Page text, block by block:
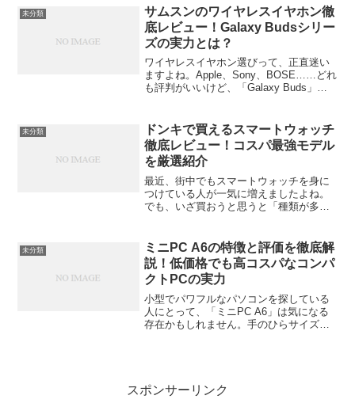
なモデルを展開しています。この記事で
は、2025年の最新...
未分類
サムスンのワイヤレスイヤホン徹
底レビュー！Galaxy Budsシリー
ズの実力とは？
ワイヤレスイヤホン選びって、正直迷い
ますよね。Apple、Sony、BOSE……どれ
も評判がいいけど、「Galaxy Buds」シ
や特徴をもとに、徹底的にレビューして
い...
未分類
ドンキで買えるスマートウォッチ
徹底レビュー！コスパ最強モデル
を厳選紹介
最近、街中でもスマートウォッチを身に
つけている人が一気に増えましたよね。
でも、いざ買おうと思うと「種類が多す
も多いはず。そんなとき頼りになるの
が、あのディスカウントスト...
未分類
ミニPC A6の特徴と評価を徹底解
説！低価格でも高コスパなコンパ
クトPCの実力
小型でパワフルなパソコンを探している
人にとって、「ミニPC A6」は気になる
存在かもしれません。手のひらサイズの
スポンサーリンク